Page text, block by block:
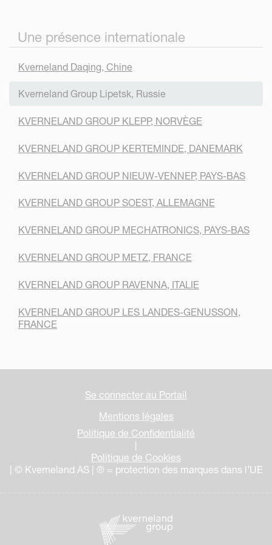
Une présence internationale
Kverneland Daqing, Chine
Kverneland Group Lipetsk, Russie
KVERNELAND GROUP KLEPP, NORVÈGE
KVERNELAND GROUP KERTEMINDE, DANEMARK
KVERNELAND GROUP NIEUW-VENNEP, PAYS-BAS
KVERNELAND GROUP SOEST, ALLEMAGNE
KVERNELAND GROUP MECHATRONICS, PAYS-BAS
KVERNELAND GROUP METZ, FRANCE
KVERNELAND GROUP RAVENNA, ITALIE
KVERNELAND GROUP LES LANDES-GENUSSON,
FRANCE
Se connecter au Portail
Mentions légales
Politique de Confidentialité
Politique de Cookies
| © Kverneland AS | ® = protection des marques dans l’UE